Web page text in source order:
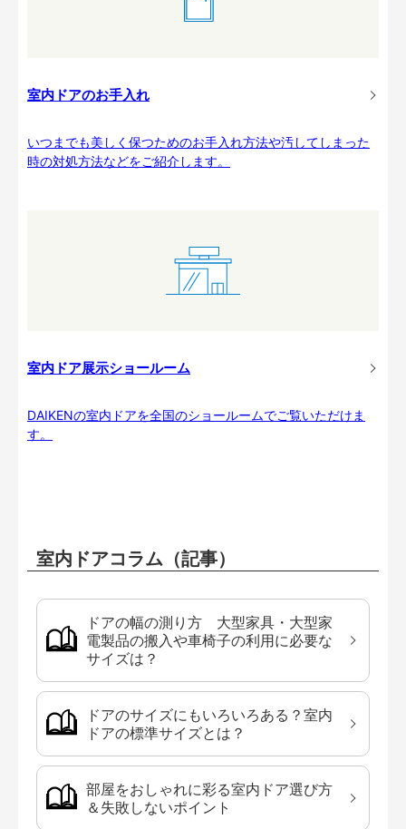
室内ドアのお手入れ
いつまでも美しく保つためのお手入れ方法や汚してしまった
時の対処方法などをご紹介します。
室内ドア展示ショールーム
DAIKENの室内ドアを全国のショールームでご覧いただけま
す。
室内ドアコラム（記事）
ドアの幅の測り方 大型家具・大型家
電製品の搬入や車椅子の利用に必要な
サイズは？
ドアのサイズにもいろいろある？室内
ドアの標準サイズとは？
部屋をおしゃれに彩る室内ドア選び方
＆失敗しないポイント